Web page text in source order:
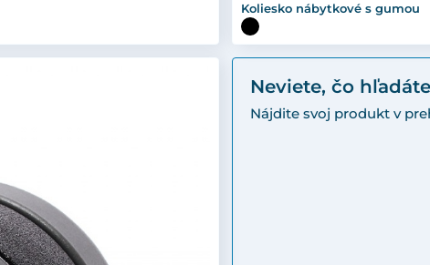
Koliesko nábytkové s gumou
Neviete, čo
Nájdite svoj produkt v